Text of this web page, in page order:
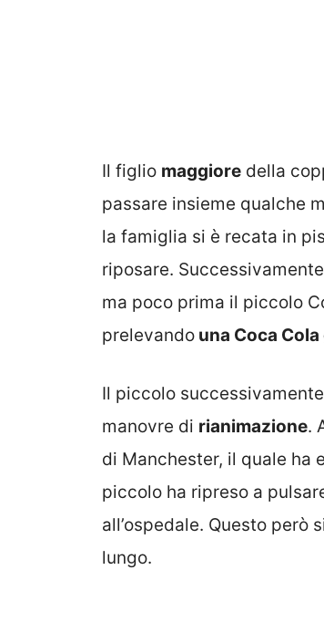
Il figlio maggiore della
passare insieme qualche
la famiglia si è recata in
riposare.
ma poco prima il piccolo
prelevando una Coca
Il piccolo
manovre di rianimazione.
di Manchester, il quale ha
piccolo ha ripreso a
all’ospedale. Questo però
lungo.